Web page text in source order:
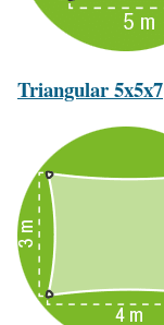
Triangular 5x5x7